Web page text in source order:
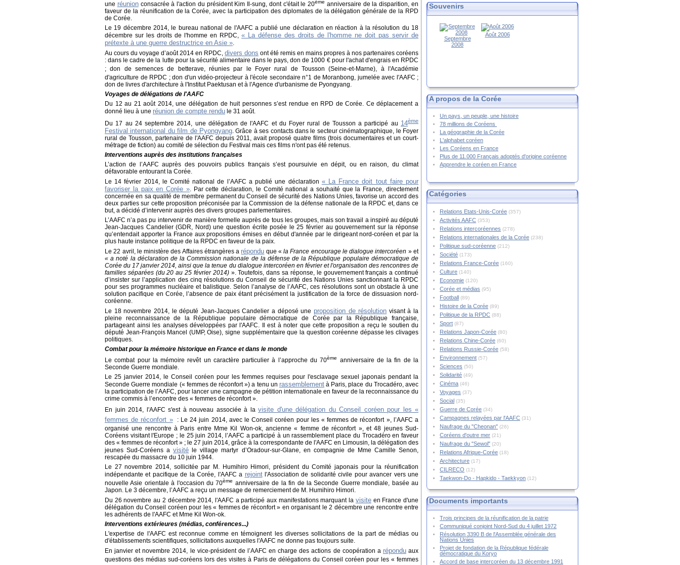
une réunionconsacrée à l'action du président Kim Il-sung, dont c'était le 20ème anniversaire de la disparition, en
faveur de la réunification de la Corée, avec la participation des diplomates de la délégation générale de la RPD
de Corée.
Le 19 décembre 2014, le bureau national de l'AAFC a publié une déclaration en réaction à la résolution du 18
décembre sur les droits de l'homme en RPDC, « La défense des droits de l'homme ne doit pas servir de
prétexte à une guerre destructrice en Asie ».
Au cours du voyage d’août 2014 en RPDC, divers dons ont été remis en mains propres à nos partenaires coréens
: dans le cadre de la lutte pour la sécurité alimentaire dans le pays, don de 1000 € pour l'achat d'engrais en RPDC
; don de semences de betterave, réunies par le Foyer rural de Tousson (Seine-et-Marne), à l'Académie
d'agriculture de RPDC ; don d'un vidéo-projecteur à l'école secondaire n°1 de Moranbong, jumelée avec l'AAFC ;
don de livres d'architecture à l'Institut Paektusan et à l'Agence d'urbanisme de Pyongyang.
Voyages de délégations de l'AAFC
Du 12 au 21 août 2014, une délégation de huit personnes s’est rendue en RPD de Corée. Ce déplacement a
donné lieu à une réunion de compte rendu le 31 août.
Du 17 au 24 septembre 2014, une délégation de l'AAFC et du Foyer rural de Tousson a participé au 14ème
Festival international du film de Pyongyang . Grâce à ses contacts dans le secteur cinématographique, le Foyer
rural de Tousson, partenaire de l'AAFC depuis 2011, avait proposé quatre films (trois documentaires et un court-
métrage de fiction) au comité de sélection du Festival mais ces films n'ont pas été retenus.
Interventions auprès des institutions françaises
L’action de l’AAFC auprès des pouvoirs publics français s’est poursuivie en dépit, ou en raison, du climat
défavorable entourant la Corée.
Le 14 février 2014, le Comité national de l’AAFC a publié une déclaration « La France doit tout faire pour
favoriser la paix en Corée ». Par cette déclaration, le Comité national a souhaité que la France, directement
concernée en sa qualité de membre permanent du Conseil de sécurité des Nations Unies, favorise un accord des
deux parties sur cette proposition préconisée par la Commission de la défense nationale de la RPDC et, dans ce
but, a décidé d’intervenir auprès des divers groupes parlementaires.
L’AAFC n’a pas pu intervenir de manière formelle auprès de tous les groupes, mais son travail a inspiré au député
Jean-Jacques Candelier (GDR, Nord) une question écrite posée le 25 février au gouvernement sur la réponse
qu’entendait apporter la France aux propositions émises en début d'année par le dirigeant nord-coréen et par la
plus haute instance politique de la RPDC en faveur de la paix.
Le 22 avril, le ministère des Affaires étrangères a répondu que «la France encourage le dialogue intercoréen » et
« a noté la déclaration de la Commission nationale de la défense de la République populaire démocratique de
Corée du 17 janvier 2014, ainsi que la tenue du dialogue intercoréen en février et l'organisation des rencontres de
familles séparées (du 20 au 25 février 2014) ». Toutefois, dans sa réponse, le gouvernement français a continué
d’insister sur l’application des cinq résolutions du Conseil de sécurité des Nations Unies sanctionnant la RPDC
pour ses programmes nucléaire et balistique. Selon l’analyse de l’AAFC, ces résolutions sont un obstacle à une
solution pacifique en Corée, l’absence de paix étant précisément la justification de la force de dissuasion nord-
coréenne.
Le 18 novembre 2014, le député Jean-Jacques Candelier a déposé une proposition de résolution visant à la
pleine reconnaissance de la République populaire démocratique de Corée par la République française,
partageant ainsi les analyses développées par l'AAFC. Il est à noter que cette proposition a reçu le soutien du
député Jean-François Mancel (UMP, Oise), signe supplémentaire que la question coréenne dépasse les clivages
politiques.
Combat pour la mémoire historique en France et dans le monde
Le combat pour la mémoire revêt un caractère particulier à l’approche du 70ème
anniversaire de la fin de la
Seconde Guerre mondiale.
Le 25 janvier 2014, le Conseil coréen pour les femmes requises pour l'esclavage sexuel japonais pendant la
Seconde Guerre mondiale (« femmes de réconfort ») a tenu un rassemblementà Paris, place du Trocadéro, avec
la participation de l’AAFC, pour lancer une campagne de pétition internationale en faveur de la reconnaissance du
crime commis à l’encontre des « femmes de réconfort ».
En juin 2014, l'AAFC s'est à nouveau associée à la visite d'une délégation du Conseil coréen pour les «
femmes de réconfort »: Le 24 juin 2014, avec le Conseil coréen pour les « femmes de réconfort », l’AAFC a
organisé une rencontre à Paris entre Mme Kil Won-ok, ancienne « femme de réconfort », et 48 jeunes Sud-
Coréens visitant l'Europe ; le 25 juin 2014, l’AAFC a participé à un rassemblement place du Trocadéro en faveur
des « femmes de réconfort » ; le 27 juin 2014, grâce à la correspondante de l'AAFC en Limousin, la délégation des
jeunes Sud-Coréens avisité le village martyr d’Oradour-sur-Glane, en compagnie de Mme Camille Senon,
rescapée du massacre du 10 juin 1944.
Le 27 novembre 2014, sollicitée par M. Humihiro Himori, président du Comité japonais pour la réunification
indépendante et pacifique de la Corée, l'AAFC a rejointl'Association de solidarité civile pour avancer vers une
nouvelle Asie orientale à l'occasion du 70ème anniversaire de la fin de la Seconde Guerre mondiale, basée au
Japon. Le 3 décembre, l’AAFC a reçu un message de remerciement de M. Humihiro Himori.
Du 26 novembre au 2 décembre 2014, l'AAFC a participé aux manifestations marquant la visiteen France d'une
délégation du Conseil coréen pour les « femmes de réconfort » en organisant le 2 décembre une rencontre entre
les adhérents de l'AAFC et Mme Kil Won-ok.
Interventions extérieures (médias, conférences...)
L'expertise de l'AAFC est reconnue comme en témoignent les diverses sollicitations de la part de médias ou
d'établissements scientifiques, sollicitations auxquelles l'AAFC ne donne pas toujours suite.
En janvier et novembre 2014, le vice-président de l’AAFC en charge des actions de coopération a réponduaux
questions des médias sud-coréens lors des visites à Paris dedélégations du Conseil coréen pour les « femmes
Souvenirs
Septembre
2008
Août 2006
A propos de la Corée
Un pays, un peuple, une histoire
78 millions de Coréens
La géographie de la Corée
L'alphabet coréen
Les Coréens en France
Plus de 11.000 Français adoptés d'origine coréenne
Apprendre le coréen en France
Catégories
Relations Etats-Unis-Corée (357)
Activités AAFC (353)
Relations intercoréennes (278)
Relations internationales de la Corée (238)
Politique sud-coréenne (212)
Société (173)
Relations France-Corée (160)
Culture (140)
Economie (120)
Corée et médias (95)
Football (89)
Histoire de la Corée (89)
Politique de la RPDC (88)
Sport (87)
Relations Japon-Corée (80)
Relations Chine-Corée (60)
Relations Russie-Corée (58)
Environnement (57)
Sciences (50)
Solidarité (49)
Cinéma (46)
Voyages (37)
Social (35)
Guerre de Corée (34)
Campagnes relayées par l'AAFC (31)
Naufrage du "Cheonan" (26)
Coréens d'outre mer (21)
Naufrage du "Sewol" (20)
Relations Afrique-Corée (18)
Architecture (17)
CILRECO (12)
Taekwon-Do - Hapkido - Taekkyon (12)
Documents importants
Trois principes de la réunification de la patrie
Communiqué conjoint Nord-Sud du 4 juillet 1972
Résolution 3390 B de l'Assemblée générale des
Nations Unies
Projet de fondation de la République fédérale
démocratique du Koryo
Accord de base intercoréen du 13 décembre 1991